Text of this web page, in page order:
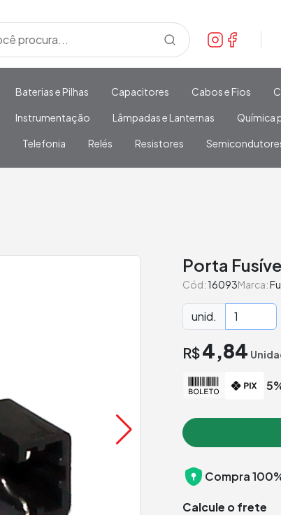
Baterias e Pilhas Capacitores Cabos e Fios
Instrumentação Lâmpadas e Lanternas Química
Telefonia Relés Resistores
Porta
Cód:16093Marca:
unid.
R$4,84
Compra
Calcule o frete